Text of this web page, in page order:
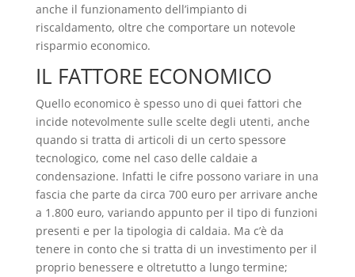
anche il funzionamento dell’impianto di
riscaldamento, oltre che comportare un notevole
risparmio economico.
IL FATTORE ECONOMICO
Quello economico è spesso uno di quei fattori che
incide notevolmente sulle scelte degli utenti, anche
quando si tratta di articoli di un certo spessore
tecnologico, come nel caso delle caldaie a
condensazione. Infatti le cifre possono variare in una
fascia che parte da circa 700 euro per arrivare anche
a 1.800 euro, variando appunto per il tipo di funzioni
presenti e per la tipologia di caldaia. Ma c’è da
tenere in conto che si tratta di un investimento per il
proprio benessere e oltretutto a lungo termine;